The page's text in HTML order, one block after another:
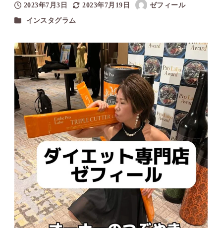
2023年7月3日
2023年7月19日
著
ゼフィール
カテゴリー
インスタグラム